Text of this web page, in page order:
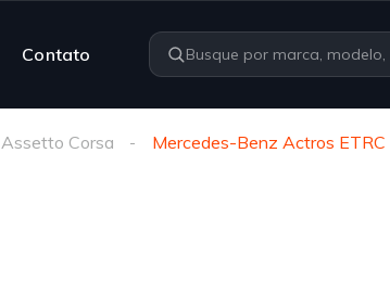
Contato
Assetto Corsa Mercedes-Benz Actros ETRC